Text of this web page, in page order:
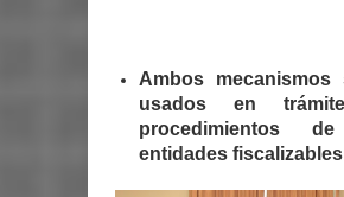
Ambos mecanismos
usados en
procedimientos
entidades